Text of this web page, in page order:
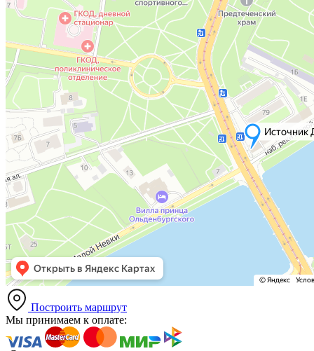
Построить маршрут
Мы принимаем к оплате: